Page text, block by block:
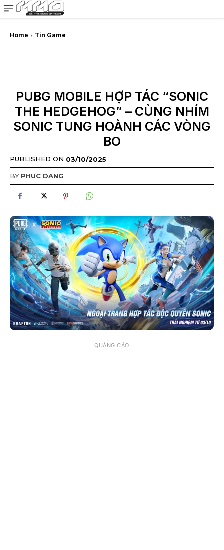
MMOSITE - Thông tin công nghệ
Bài viết nổi bật
Home Tin Game
PUBG MOBILE HỢP TÁC “SONIC
THE HEDGEHOG” – CÙNG NHÍM
SONIC TUNG HOÀNH CÁC VÒNG
BO
PUBLISHED ON 03/10/2025
BY PHUC DANG
QUẢNG CÁO